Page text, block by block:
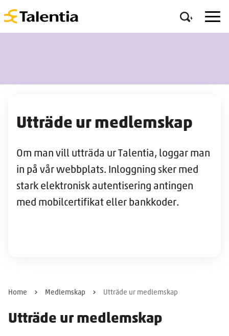
Utträde ur medlemskap
Om man vill utträda ur Talentia, loggar man
in på vår webbplats. Inloggning sker med
stark elektronisk autentisering antingen
med mobilcertifikat eller bankkoder.
Home Medlemskap Utträde ur medlemskap
Utträde ur medlemskap